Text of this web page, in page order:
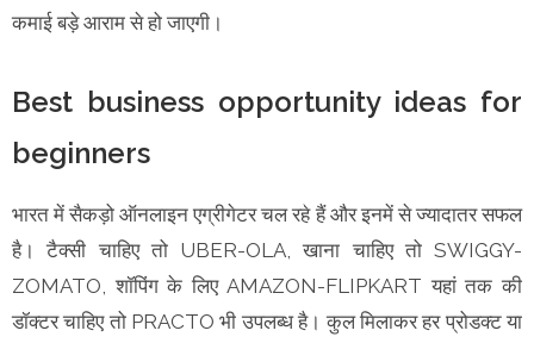
कमाई बड़े आराम से हो जाएगी।
Best business opportunity ideas for
beginners
भारत में सैकड़ो ऑनलाइन एग्रीगेटर चल रहे हैं और इनमें से ज्यादातर सफल
है। टैक्सी चाहिए तो UBER-OLA, खाना चाहिए तो SWIGGY-
ZOMATO, शॉपिंग के लिए AMAZON-FLIPKART यहां तक की
डॉक्टर चाहिए तो PRACTO भी उपलब्ध है। कुल मिलाकर हर प्रोडक्ट या